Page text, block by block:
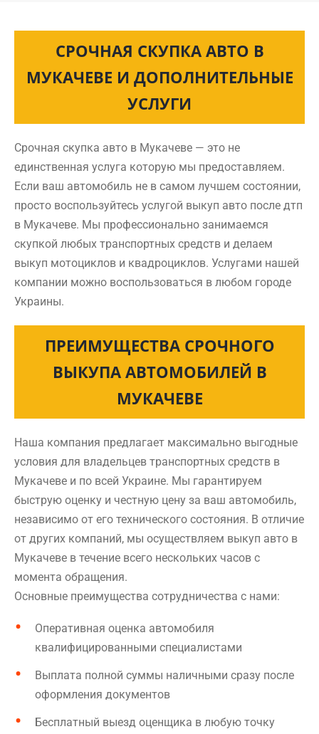
СРОЧНАЯ СКУПКА АВТО В
МУКАЧЕВЕ И ДОПОЛНИТЕЛЬНЫЕ
УСЛУГИ
Срочная скупка авто в Мукачеве — это не
единственная услуга которую мы предоставляем.
Если ваш автомобиль не в самом лучшем состоянии,
просто воспользуйтесь услугой выкуп авто после дтп
в Мукачеве. Мы профессионально занимаемся
скупкой любых транспортных средств и делаем
выкуп мотоциклов и квадроциклов. Услугами нашей
компании можно воспользоваться в любом городе
Украины.
ПРЕИМУЩЕСТВА СРОЧНОГО
ВЫКУПА АВТОМОБИЛЕЙ В
МУКАЧЕВЕ
Наша компания предлагает максимально выгодные
условия для владельцев транспортных средств в
Мукачеве и по всей Украине. Мы гарантируем
быструю оценку и честную цену за ваш автомобиль,
независимо от его технического состояния. В отличие
от других компаний, мы осуществляем выкуп авто в
Мукачеве в течение всего нескольких часов с
момента обращения.
Основные преимущества сотрудничества с нами:
Оперативная оценка автомобиля
квалифицированными специалистами
Выплата полной суммы наличными сразу после
оформления документов
Бесплатный выезд оценщика в любую точку